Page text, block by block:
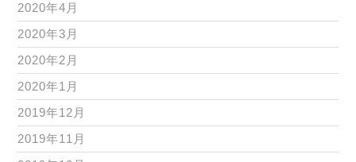
2020年4月
2020年3月
2020年2月
2020年1月
2019年12月
2019年11月